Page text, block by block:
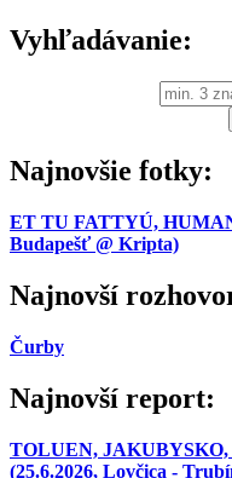
Vyhľadávanie:
Najnovšie fotky:
ET TU FATTYÚ,
Budapešť @ Kripta)
Najnovší
Čurby
Najnovší report:
TOLUEN,
(25.6.2026, Lovčica -